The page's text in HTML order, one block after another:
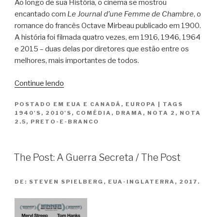
Ao longo de sua História, o cinema se mostrou
encantado com Le Journal d’une Femme de Chambre, o
romance do francês Octave Mirbeau publicado em 1900.
A história foi filmada quatro vezes, em 1916, 1946, 1964
e 2015 – duas delas por diretores que estão entre os
melhores, mais importantes de todos.
Continue lendo
Alcova
e
de
POSTADO EM EUA E CANADÁ , EUROPA
TAGS
1940'S , 2010'S , COMÉDIA , DRAMA , NOTA 2 , NOTA
2.5 , PRETO-E-BRANCO
The Post: A Guerra Secreta / The Post
DE: STEVEN SPIELBERG, EUA-INGLATERRA, 2017.